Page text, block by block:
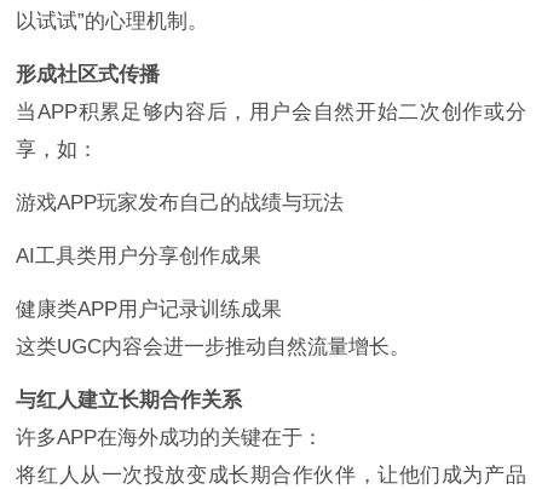
以试试”的心理机制。
形成社区式传播
当APP积累足够内容后，用户会自然开始二次创作或分
享，如：
游戏APP玩家发布自己的战绩与玩法
AI工具类用户分享创作成果
健康类APP用户记录训练成果
这类UGC内容会进一步推动自然流量增长。
与红人建立长期合作关系
许多APP在海外成功的关键在于：
将红人从一次投放变成长期合作伙伴，让他们成为产品